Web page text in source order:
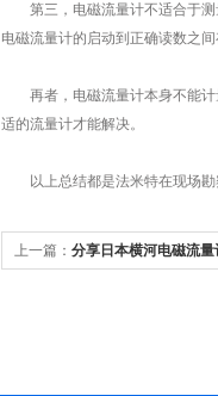
第三，电磁流量计不适合于测
电磁流量计的启动到正确读数之
再者，电磁流量计本身不能计
适的流量计才能解决。
以上总结都是法米特在现场勘
上一篇： 分享日本横河电磁流